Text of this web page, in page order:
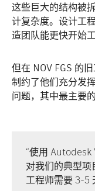
这些巨大的结构被
计复杂度。设计工
造团队能更快开始工
但在 NOV FGS 的
制约了他们充分发
问题，其中最主要
“使用
对我们的典型
工程师需要 3-5